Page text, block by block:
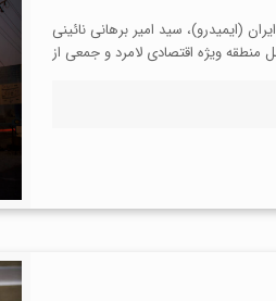
(ایمیدرو)، سید امیر برهانی نائینی
منطقه ویژه اقتصادی لامرد و جمعی از